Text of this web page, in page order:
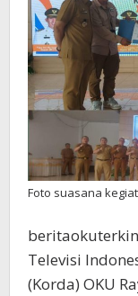
Foto suasana
Televisi
(Korda) OKU